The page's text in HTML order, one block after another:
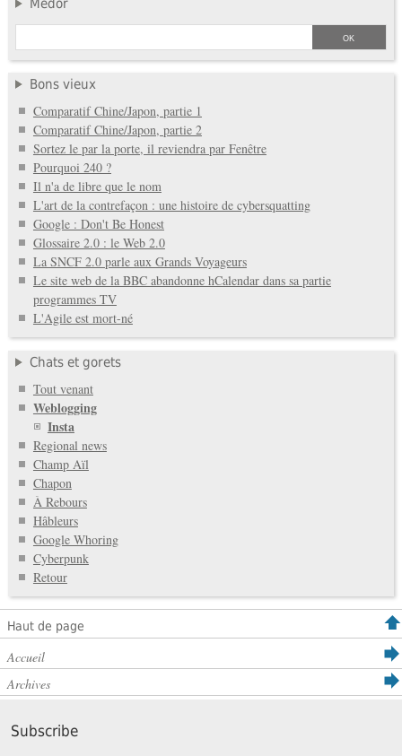
Médor
Bons vieux
Comparatif Chine/Japon, partie 1
Comparatif Chine/Japon, partie 2
Sortez le par la porte, il reviendra par Fenêtre
Pourquoi 240 ?
Il n'a de libre que le nom
L'art de la contrefaçon : une histoire de cybersquatting
Google : Don't Be Honest
Glossaire 2.0 : le Web 2.0
La SNCF 2.0 parle aux Grands Voyageurs
Le site web de la BBC abandonne hCalendar dans sa partie
programmes TV
L'Agile est mort-né
Chats et gorets
Tout venant
Weblogging
Insta
Regional news
Champ Aïl
Chapon
À Rebours
Hâbleurs
Google Whoring
Cyberpunk
Retour
Haut de page
Accueil
Archives
Subscribe